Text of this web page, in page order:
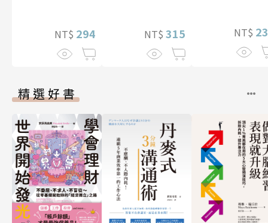
NT$ 294
NT$ 315 NT$
精選好書